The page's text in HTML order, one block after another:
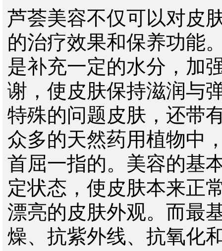
芦荟美容不仅可以对皮
的治疗效果和保养功能
是补充一定的水分，加
谢，使皮肤保持滋润与
特殊的问题皮肤，还带
众多的天然药用植物中
首屈一指的。美容的基
定状态，使皮肤本来正
漂亮的皮肤外观。而最
燥、抗紫外线、抗氧化